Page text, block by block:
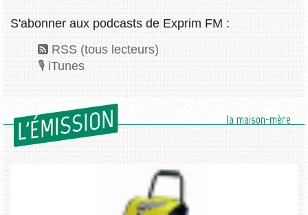
S'abonner aux podcasts de Exprim FM :
RSS (tous lecteurs)
iTunes
L'ÉMISSION la maison-mère